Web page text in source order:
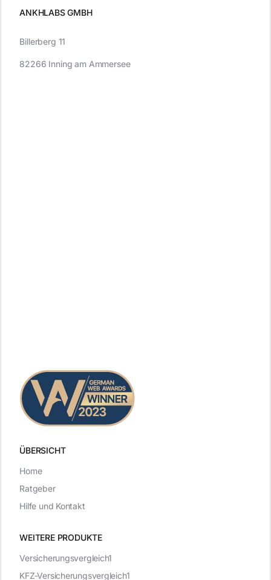
ANKHLABS GMBH
ÜBERSICHT
WEITERE PRODUKTE
Billerberg 11
82266 Inning am Ammersee
Versicherungsvergleich1
KFZ-Versicherungsvergleich1
Home
Ratgeber
Hilfe und Kontakt